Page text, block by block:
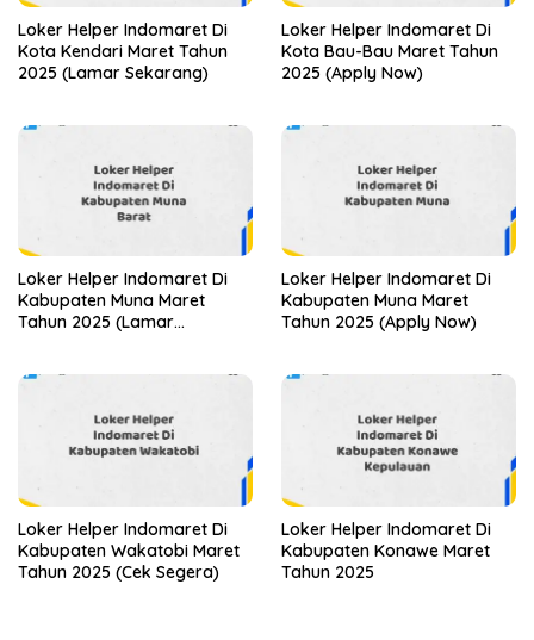
Loker Helper Indomaret Di
Kota Kendari Maret Tahun
2025 (Lamar Sekarang)
Loker Helper Indomaret Di
Kota Bau-Bau Maret Tahun
2025 (Apply Now)
Loker Helper Indomaret Di
Kabupaten Muna Maret
Tahun 2025 (Lamar
Loker Helper Indomaret Di
Kabupaten Muna Maret
Tahun 2025 (Apply Now)
Loker Helper Indomaret Di
Kabupaten Wakatobi Maret
Tahun 2025 (Cek Segera)
Loker Helper Indomaret Di
Kabupaten Konawe Maret
Tahun 2025